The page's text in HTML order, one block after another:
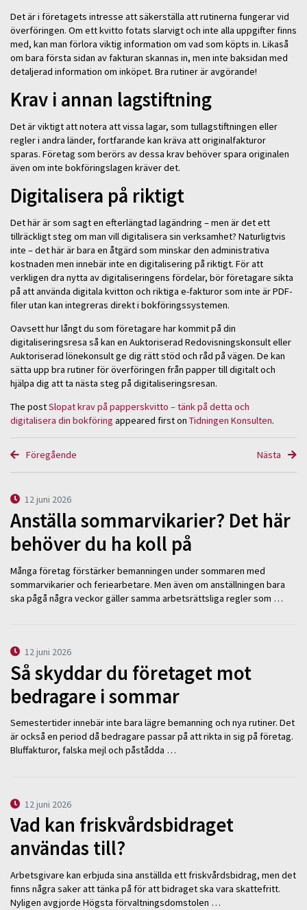
Det är i företagets intresse att säkerställa att rutinerna fungerar vid
överföringen. Om ett kvitto fotats slarvigt och inte alla uppgifter finns
med, kan man förlora viktig information om vad som köpts in. Likaså
om bara första sidan av fakturan skannas in, men inte baksidan med
detaljerad information om inköpet. Bra rutiner är avgörande!
Krav i annan lagstiftning
Det är viktigt att notera att vissa lagar, som tullagstiftningen eller
regler i andra länder, fortfarande kan kräva att originalfakturor
sparas. Företag som berörs av dessa krav behöver spara originalen
även om inte bokföringslagen kräver det.
Digitalisera på riktigt
Det här är som sagt en efterlängtad lagändring – men är det ett
tillräckligt steg om man vill digitalisera sin verksamhet? Naturligtvis
inte – det här är bara en åtgärd som minskar den administrativa
kostnaden men innebär inte en digitalisering på riktigt. För att
verkligen dra nytta av digitaliseringens fördelar, bör företagare sikta
på att använda digitala kvitton och riktiga e-fakturor som inte är PDF-
filer utan kan integreras direkt i bokföringssystemen.
Oavsett hur långt du som företagare har kommit på din
digitaliseringsresa så kan en Auktoriserad Redovisningskonsult eller
Auktoriserad lönekonsult ge dig rätt stöd och råd på vägen. De kan
sätta upp bra rutiner för överföringen från papper till digitalt och
hjälpa dig att ta nästa steg på digitaliseringsresan.
The postSlopat krav på papperskvitto – tänk på detta och
digitalisera din bokföring appeared first on Tidningen Konsulten.
Föregående Nästa
12 juni 2026
Anställa sommarvikarier? Det här
behöver du ha koll på
Många företag förstärker bemanningen under sommaren med
sommarvikarier och feriearbetare. Men även om anställningen bara
ska pågå några veckor gäller samma arbetsrättsliga regler som …
12 juni 2026
Så skyddar du företaget mot
bedragare i sommar
Semestertider innebär inte bara lägre bemanning och nya rutiner. Det
är också en period då bedragare passar på att rikta in sig på företag.
Bluffakturor, falska mejl och påstådda …
12 juni 2026
Vad kan friskvårdsbidraget
användas till?
Arbetsgivare kan erbjuda sina anställda ett friskvårdsbidrag, men det
finns några saker att tänka på för att bidraget ska vara skattefritt.
Nyligen avgjorde Högsta förvaltningsdomstolen …